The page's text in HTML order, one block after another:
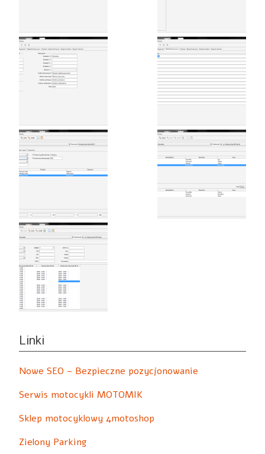
Linki
Nowe SEO – Bezpieczne pozycjonowanie
Serwis motocykli MOTOMIK
Sklep motocyklowy 4motoshop
Zielony Parking